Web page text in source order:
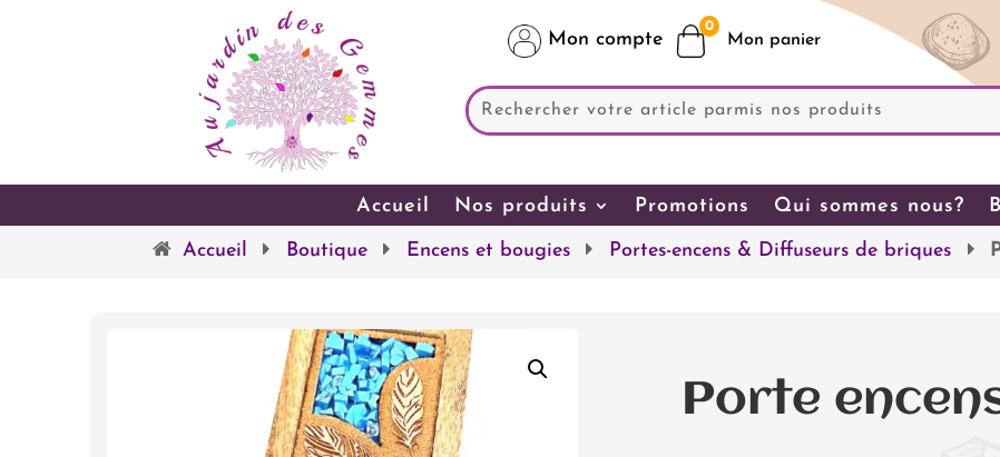
Mon compte
0
Accueil Nos produits Promotions Qui sommes nous?
Accueil Boutique Encens et bougies Portes-encens & Diffuseurs de briques
Porte